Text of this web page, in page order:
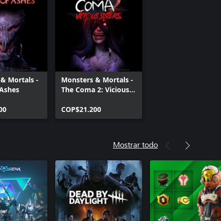
Mortals -
Monsters & Mortals -
The Coma 2: Vicious
COP$21.200
Mostrar todo